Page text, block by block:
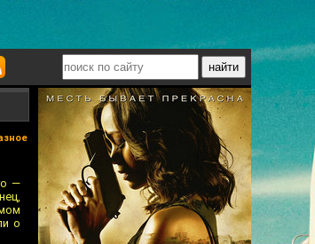
—
о